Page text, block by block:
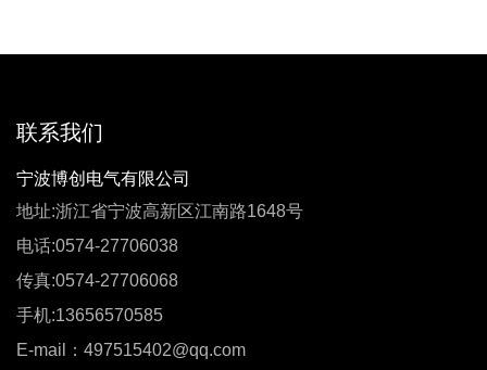
联系我们
宁波博创电气有限公司
地址:浙江省宁波高新区江南路1648号
电话:0574-27706038
传真:0574-27706068
手机:13656570585
E-mail：497515402@qq.com